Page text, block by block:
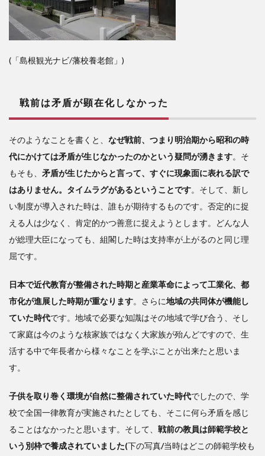
(「島根観光ナビ/藩校養老館」)
戦前は矛盾が顕在化しなかった
そのようなことを書くと、 なぜ戦前、つまり明治期から昭和の時
代にかけては矛盾が生じなかったのかという疑問が湧きます。そ
もそも、 矛盾が生じたからと言って、すぐに現象面に表れる訳で
はありません。タイムラグがあるということです。そして、新し
い制度が導入された時は、誰もが期待するものです。否定的に捉
える人は少なく、肯定的かつ善意に捉えようとします。どんな人
が総理大臣になっても、組閣した時は支持率が上がるのと同じ理
屈です。
日本で近代教育が整備された時期と産業革命によって工業化、都
市化が進展した時期が重なります。さらに地域の共同体が機能し
ていた時代です。地域で必要な知識はその地域で学び合う、そし
て家庭は今のような核家族ではなく大家族が殆んどですので、生
活する中で年長者から様々なことを学ぶことが出来たと思いま
す。
子供を取り巻く環境が自然に整備されていた時代でしたので、学
校で全国一律教育が実施されたとしても、そこに何ら矛盾を感じ
ることはなかったと思います。そして、 戦前の教員は師範学校と
いう別枠で養成されていました(下の写真/当時はどこの師範学校も